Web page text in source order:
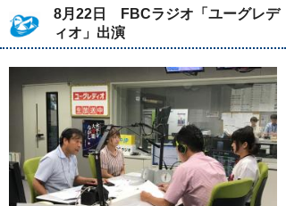
8月22日 FBCラジオ「ユーグレデ
ィオ」出演